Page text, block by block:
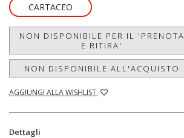
CARTACEO
NON DISPONIBILE PER IL 'PRENOTA
E RITIRA'
NON DISPONIBILE ALL'ACQUISTO
AGGIUNGI ALLA WISHLIST
Dettagli